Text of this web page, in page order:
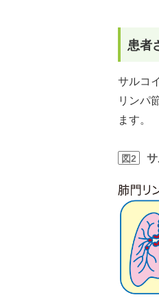
患者
サルコ
リンパ
ます。
図2